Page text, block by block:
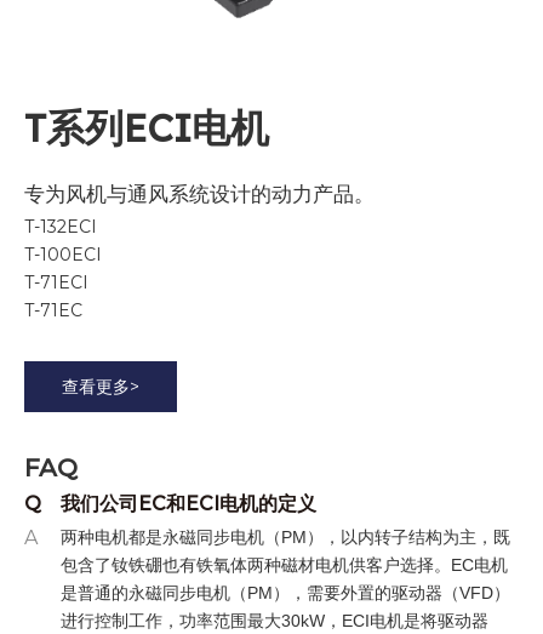
T系列ECI电机
专为风机与通风系统设计的动力产品。
T-132ECI
T-100ECI
T-71ECI
T-71EC
查看更多>
FAQ
Q
我们公司EC和ECI电机的定义
A
两种电机都是永磁同步电机（PM），以内转子结构为主，既
包含了钕铁硼也有铁氧体两种磁材电机供客户选择。EC电机
是普通的永磁同步电机（PM），需要外置的驱动器（VFD）
进行控制工作，功率范围最大30kW，ECI电机是将驱动器